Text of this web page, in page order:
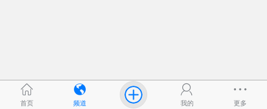
首页 频道 我的 更多